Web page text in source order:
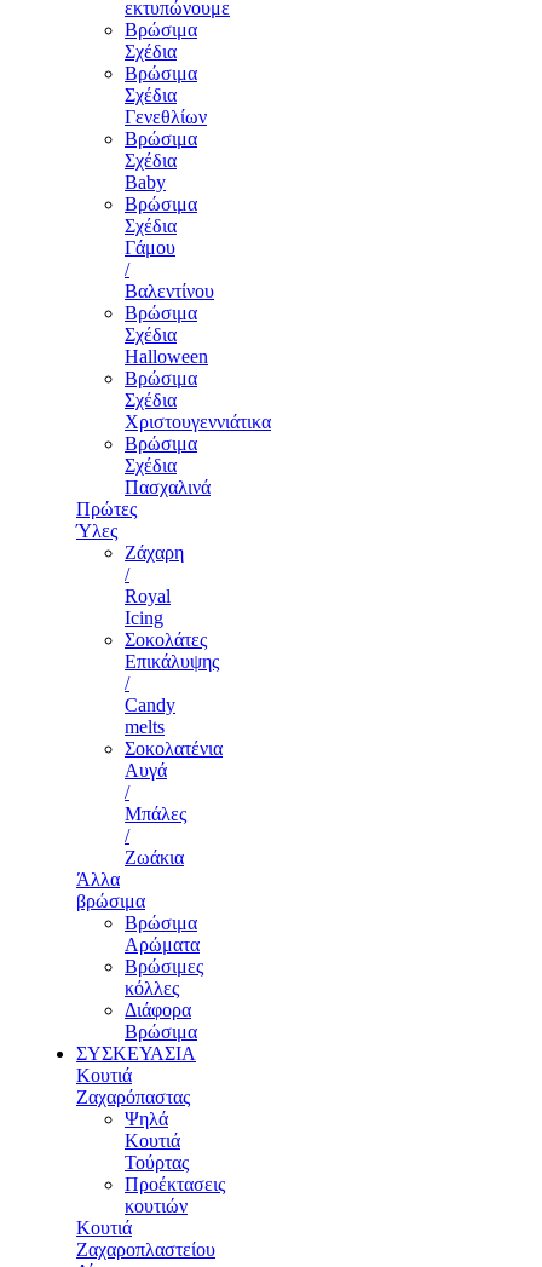
εκτυπώνουμε
Βρώσιμα
Σχέδια
Βρώσιμα
Σχέδια
Γενεθλίων
Βρώσιμα
Σχέδια
Baby
Βρώσιμα
Σχέδια
Γάμου
/
Βαλεντίνου
Βρώσιμα
Σχέδια
Halloween
Βρώσιμα
Σχέδια
Χριστουγεννιάτικα
Βρώσιμα
Σχέδια
Πασχαλινά
Πρώτες
Ύλες
Ζάχαρη
/
Royal
Icing
Σοκολάτες
Επικάλυψης
/
Candy
melts
Σοκολατένια
Αυγά
/
Μπάλες
/
Ζωάκια
Άλλα
βρώσιμα
Βρώσιμα
Αρώματα
Βρώσιμες
κόλλες
Διάφορα
Βρώσιμα
ΣΥΣΚΕΥΑΣΙΑ
Κουτιά
Ζαχαρόπαστας
Ψηλά
Κουτιά
Τούρτας
Προέκτασεις
κουτιών
Κουτιά
Ζαχαροπλαστείου